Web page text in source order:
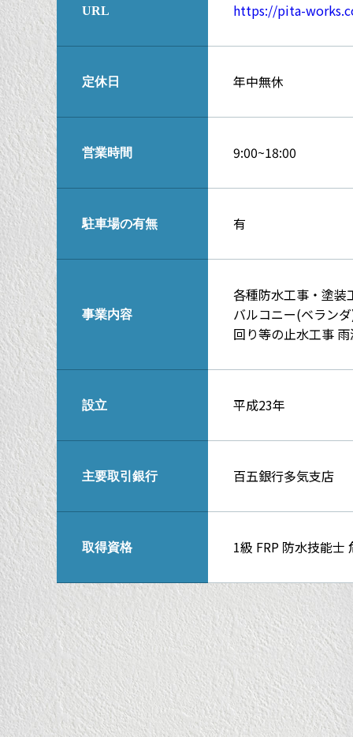
URL https://pita-
定休日 年中無休
営業時間 9:00~18:00
駐車場の有無 有
事業内容
各種防水工事・塗装
バルコニー(ベラン
回り等の止水工事
設立 平成23年
主要取引銀行 百五銀行多気支店
取得資格 1級 FRP 防水技能